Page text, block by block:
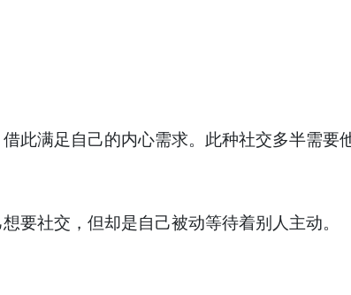
满足自己的内心需求。此种社交多半需要
社交，但却是自己被动等待着别人主动。